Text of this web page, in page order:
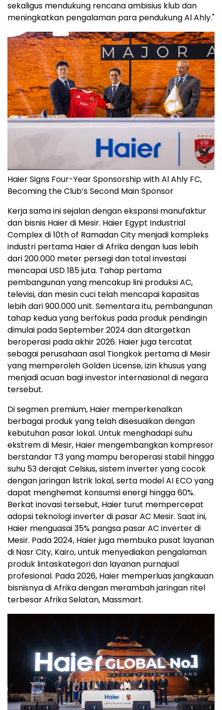
sekaligus mendukung rencana ambisius klub dan
meningkatkan pengalaman para pendukung Al Ahly."
Haier Signs Four-Year Sponsorship with Al Ahly FC,
Becoming the Club’s Second Main Sponsor
Kerja sama ini sejalan dengan ekspansi manufaktur
dan bisnis Haier di Mesir. Haier Egypt Industrial
Complex di 10th of Ramadan City menjadi kompleks
industri pertama Haier di Afrika dengan luas lebih
dari 200.000 meter persegi dan total investasi
mencapai USD 185 juta. Tahap pertama
pembangunan yang mencakup lini produksi AC,
televisi, dan mesin cuci telah mencapai kapasitas
lebih dari 900.000 unit. Sementara itu, pembangunan
tahap kedua yang berfokus pada produk pendingin
dimulai pada September 2024 dan ditargetkan
beroperasi pada akhir 2026. Haier juga tercatat
sebagai perusahaan asal Tiongkok pertama di Mesir
yang memperoleh Golden License, izin khusus yang
menjadi acuan bagi investor internasional di negara
tersebut.
Di segmen premium, Haier memperkenalkan
berbagai produk yang telah disesuaikan dengan
kebutuhan pasar lokal. Untuk menghadapi suhu
ekstrem di Mesir, Haier mengembangkan kompresor
berstandar T3 yang mampu beroperasi stabil hingga
suhu 53 derajat Celsius, sistem inverter yang cocok
dengan jaringan listrik lokal, serta model AI ECO yang
dapat menghemat konsumsi energi hingga 60%.
Berkat inovasi tersebut, Haier turut mempercepat
adopsi teknologi inverter di pasar AC Mesir. Saat ini,
Haier menguasai 35% pangsa pasar AC inverter di
Mesir. Pada 2024, Haier juga membuka pusat layanan
di Nasr City, Kairo, untuk menyediakan pengalaman
produk lintaskategori dan layanan purnajual
profesional. Pada 2026, Haier memperluas jangkauan
bisnisnya di Afrika dengan merambah jaringan ritel
terbesar Afrika Selatan, Massmart.